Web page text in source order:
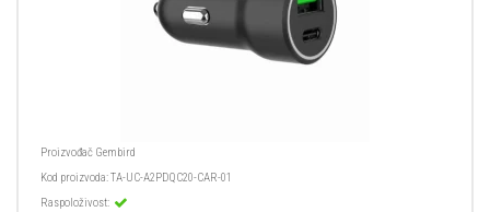
Proizvođač Gembird
Kod proizvoda:TA-UC-A2PDQC20-CAR-01
Raspoloživost: